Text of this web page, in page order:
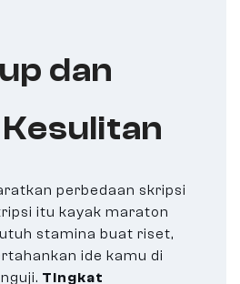
dan
perbedaan skripsi
itu kayak maraton
stamina buat riset,
ide kamu di
Tingkat